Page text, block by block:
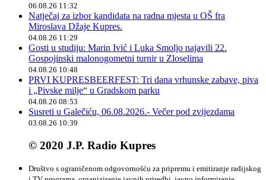
06.08.26 11:32
Natječaj za izbor kandidata na radna mjesta u OŠ fra
Miroslava Džaje Kupres.
04.08.26 11:29
Gosti u studiju: Marin Ivić i Luka Smoljo najavili 22.
Gospojinski malonogometni turnir u Zloselima
04.08.26 10:48
PRVI KUPRESBEERFEST: Tri dana vrhunske zabave, piva
i „Pivske milje“ u Gradskom parku
04.08.26 08:53
Susreti u Galečiću, 06.08.2026.- Večer pod zvijezdama
03.08.26 10:39
© 2020 J.P. Radio Kupres
Društvo s ograničenom odgovornošću za pripremu i emitiranje radijskog